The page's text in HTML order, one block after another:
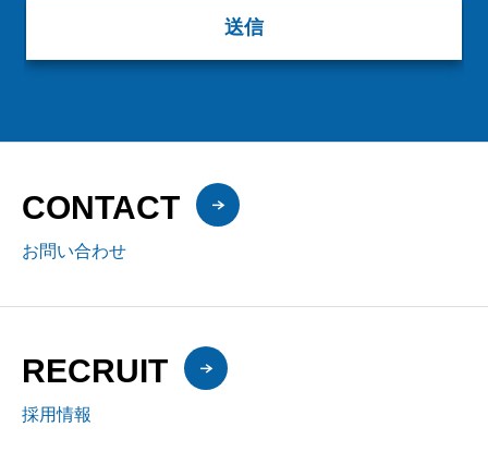
CONTACT
お問い合わせ
RECRUIT
採用情報